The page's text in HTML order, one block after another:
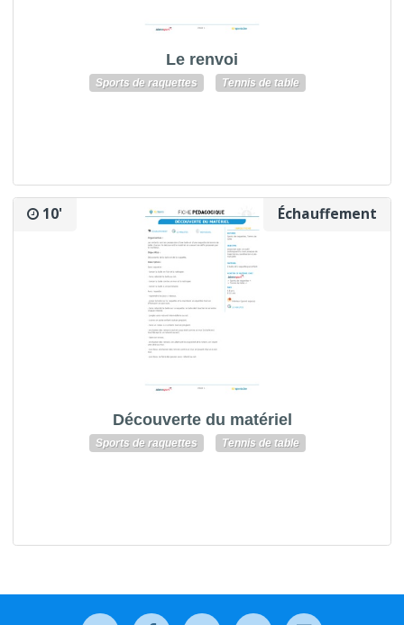
Le renvoi
Sports de raquettes Tennis de table
Échauffement
10'
Découverte du matériel
Sports de raquettes Tennis de table